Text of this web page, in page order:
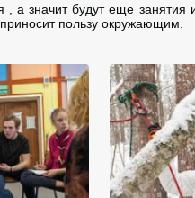
а значит будут еще
пользу окружающим.